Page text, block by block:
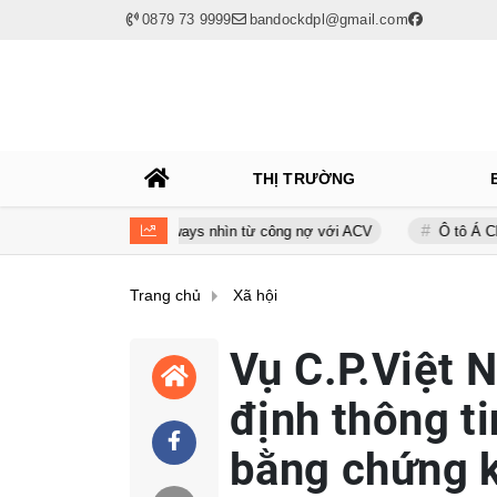
0879 73 9999 bandockdpl@gmail.com
THỊ TRƯỜNG
Bamboo Airways nhìn từ công nợ với ACV Ô tô Á Châu: Nhà
Trang chủ Xã hội
Vụ C.P.Việt
định thông
bằng chứng